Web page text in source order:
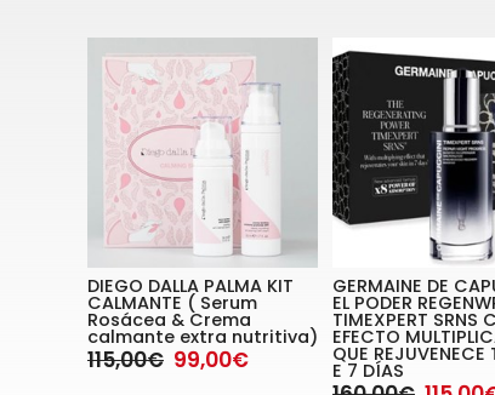
DIEGO DALLA PALMA KIT
CALMANTE ( Serum
Rosácea & Crema
calmante extra nutritiva)
115,00€ 99,00€
GERMAINE DE
EL PODER
TIMEXPERT SRNS
EFECTO
QUE REJUVENECE
E 7 DÍAS